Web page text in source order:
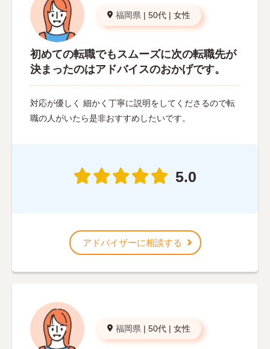
福岡県 | 50代 | 女性
初めての転職でもスムーズに次の転職先が
決まったのはアドバイスのおかげです。
対応が優しく 細かく丁寧に説明をしてくださるので転
職の人がいたら是非おすすめしたいです。
5.0
アドバイザーに相談する
福岡県 | 50代 | 女性